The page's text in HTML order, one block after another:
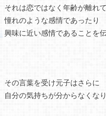
それは恋ではなく年齢が離れ
憧れのような感情であったり
興味に近い感情であることを伝
その言葉を受け元子はさらに
自分の気持ちが分からなくなり